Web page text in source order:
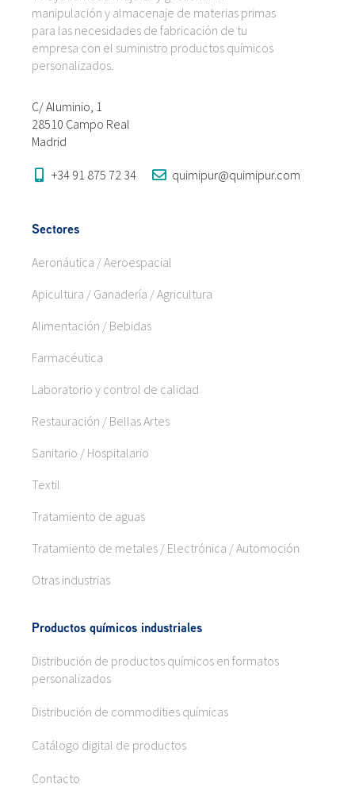
manipulación y almacenaje de materias primas
para las necesidades de fabricación de tu
empresa con el suministro productos químicos
personalizados.
C/ Aluminio, 1
28510 Campo Real
Madrid
+34 91 875 72 34 quimipur@quimipur.com
Sectores
Aeronáutica / Aeroespacial
Apicultura / Ganadería / Agricultura
Alimentación / Bebidas
Farmacéutica
Laboratorio y control de calidad
Restauración / Bellas Artes
Sanitario / Hospitalario
Textil
Tratamiento de aguas
Tratamiento de metales / Electrónica / Automoción
Otras industrias
Productos químicos industriales
Distribución de productos químicos en formatos
personalizados
Distribución de commodities químicas
Catálogo digital de productos
Contacto